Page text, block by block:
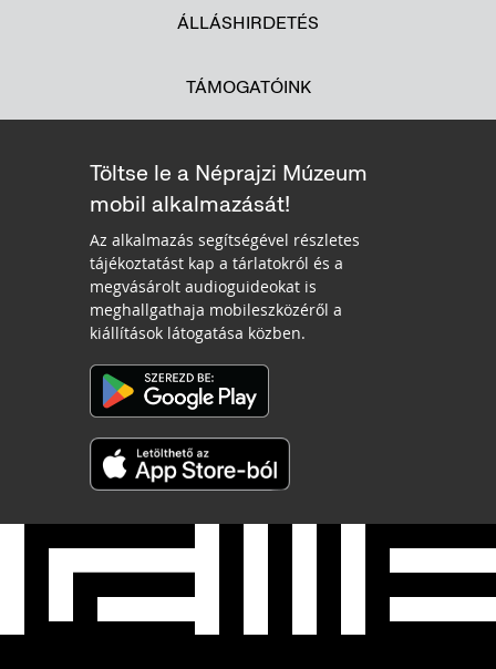
ÁLLÁSHIRDETÉS
TÁMOGATÓINK
Töltse le a Néprajzi Múzeum
mobil alkalmazását!
Az alkalmazás segítségével részletes
tájékoztatást kap a tárlatokról és a
megvásárolt audioguideokat is
meghallgathaja mobileszközéről a
kiállítások látogatása közben.